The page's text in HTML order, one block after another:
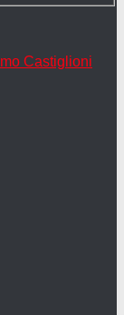
Castiglioni